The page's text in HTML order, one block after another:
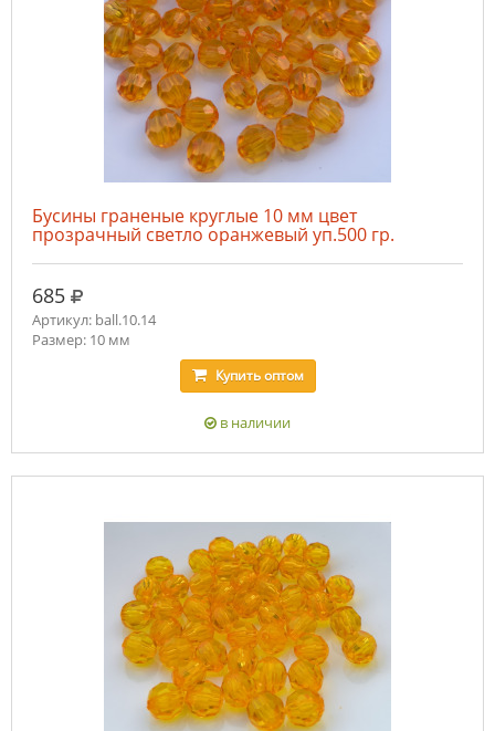
Бусины граненые круглые 10 мм цвет
прозрачный светло оранжевый уп.500 гр.
685 руб.
Артикул: ball.10.14
Размер: 10 мм
Купитьоптом
в наличии